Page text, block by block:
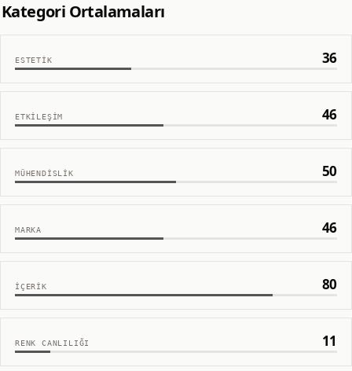
Kategori Ortalamaları
ESTETIK 36
ETKILEŞIM 46
MÜHENDISLIK 50
MARKA 46
İÇERIK 80
RENK CANLILIĞI 11